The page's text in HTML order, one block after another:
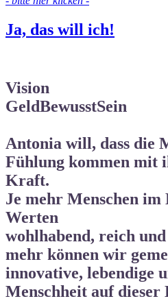
Ja, das will ich!
Vision
GeldBewusstSein
Antonia will, dass die
Fühlung kommen mit
Kraft.
Je mehr Menschen
Werten
wohlhabend, reich
mehr können wir
innovative, lebendige
Menschheit auf dieser